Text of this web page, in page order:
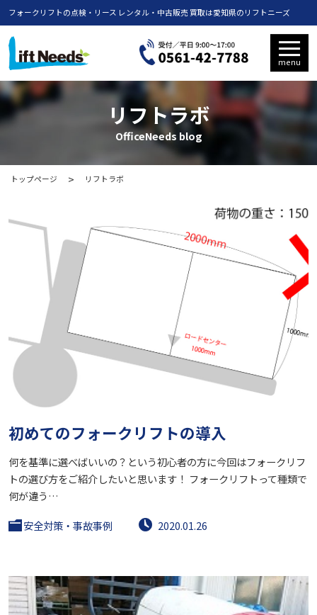
フォークリフトの点検・リース レンタル・中古販売 買取は愛知県のリフトニーズ
menu
リフトラボ
OfficeNeeds blog
トップページ リフトラボ
初めてのフォークリフトの導入
何を基準に選べばいいの？という初心者の方に今回はフォークリフ
トの選び方をご紹介したいと思います！ フォークリフトって種類で
何が違う…
安全対策・事故事例
2020.01.26